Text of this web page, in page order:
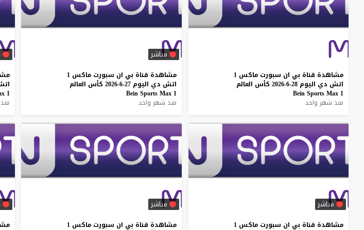
مشاهدة قناة بي ان سبورت ماكس 1
اتش دي اليوم 28-6-2026 كأس العالم
BeinSportsMax 1
منذ شهر واحد
مباشر
مشاهدة قناة بي ان سبورت ماكس 1
اتش دي اليوم 27-6-2026 كأس العالم
BeinSportsMax 1
منذ شهر واحد
1
مباشر
مشاهدة قناة بي ان سبورت ماكس 1
مباشر
مشاهدة قناة بي ان سبورت ماكس 1